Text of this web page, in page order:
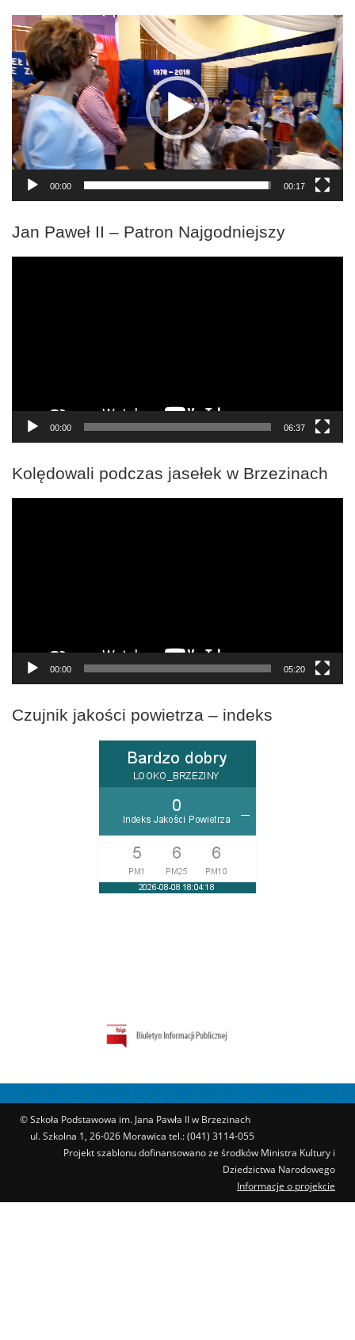
Odtwarzacz
video
00:00 00:17
Jan Paweł II – Patron Najgodniejszy
00:00 06:37
Kolędowali podczas jasełek w Brzezinach
00:00 05:20
Czujnik jakości powietrza – indeks
© Szkoła Podstawowa im. Jana Pawła II w Brzezinach
ul. Szkolna 1, 26-026 Morawica tel.: (041) 3114-055
Projekt szablonu dofinansowano ze środków Ministra Kultury i
Dziedzictwa Narodowego
Informacje o projekcie